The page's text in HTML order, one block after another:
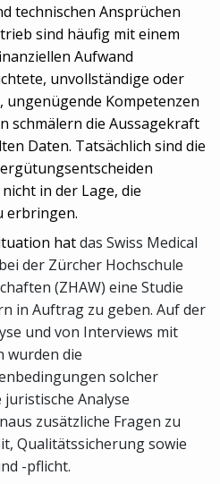
technischen Ansprüchen
sind häufig mit einem
Aufwand
unvollständige oder
ungenügende Kompetenzen
schmälern die Aussagekraft
Daten. Tatsächlich sind die
in der Lage, die
erbringen.
hatdas Swiss Medical
der Zürcher Hochschule
(ZHAW) eine Studie
in Auftrag zu geben. Auf der
und von Interviews mit
wurden die
solcher
Analyse
zusätzliche Fragen zu
Qualitätssicherung sowie
-pflicht.